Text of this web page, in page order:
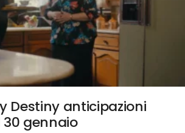
Destiny anticipazioni
gennaio